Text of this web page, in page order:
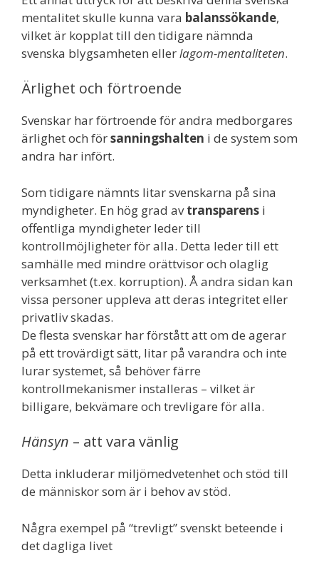
mentalitet skulle kunna vara balanssökande,
vilket är kopplat till den tidigare nämnda
svenska blygsamheten ellerlagom-mentaliteten.
Ärlighet och förtroende
Svenskar har förtroende för andra medborgares
ärlighet och försanningshalten i de system som
andra har infört.
Som tidigare nämnts litar svenskarna på sina
myndigheter. En hög grad avtransparens i
offentliga myndigheter leder till
kontrollmöjligheter för alla. Detta leder till ett
samhälle med mindre orättvisor och olaglig
verksamhet (t.ex. korruption). Å andra sidan kan
vissa personer uppleva att deras integritet eller
privatliv skadas.
De flesta svenskar har förstått att om de agerar
på ett trovärdigt sätt, litar på varandra och inte
lurar systemet, så behöver färre
kontrollmekanismer installeras – vilket är
billigare, bekvämare och trevligare för alla.
Hänsyn – att vara vänlig
Detta inkluderar miljömedvetenhet och stöd till
de människor som är i behov av stöd.
Några exempel på “trevligt” svenskt beteende i
det dagliga livet